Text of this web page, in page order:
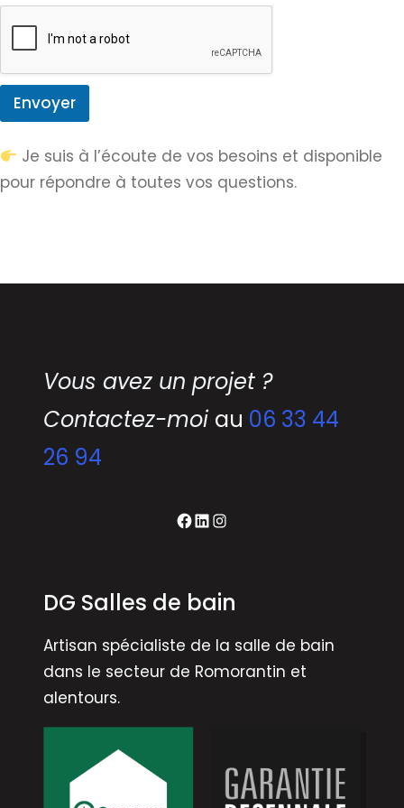
Envoyer
Je suis à l’écoute de vos besoins et disponible
pour répondre à toutes vos questions.
Vous avez un projet ?
Contactez-moi au 06 33 44
26 94
Facebook LinkedIn Instagram
DG Salles de bain
Artisan spécialiste de la salle de bain
dans le secteur de Romorantin et
alentours.